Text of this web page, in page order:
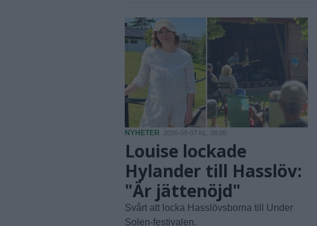
NYHETER 2026-08-07 KL. 06:00
Louise lockade
Hylander till Hasslöv:
"Är jättenöjd"
Svårt att locka Hasslövsborna till Under
Solen-festivalen.